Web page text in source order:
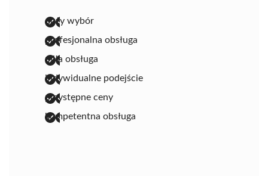
duży wybór
profesjonalna obsługa
miła obsługa
indywidualne podejście
przystępne ceny
kompetentna obsługa